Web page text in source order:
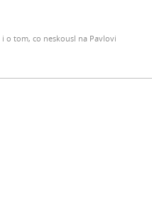
o tom, co neskousl na Pavlovi